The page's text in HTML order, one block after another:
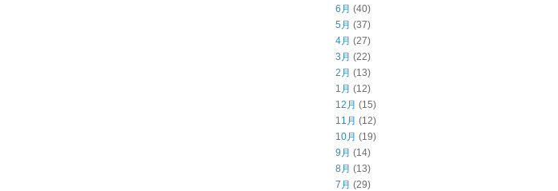
6月 (40)
5月 (37)
4月 (27)
3月 (22)
2月 (13)
1月 (12)
12月 (15)
11月 (12)
10月 (19)
9月 (14)
8月 (13)
7月 (29)